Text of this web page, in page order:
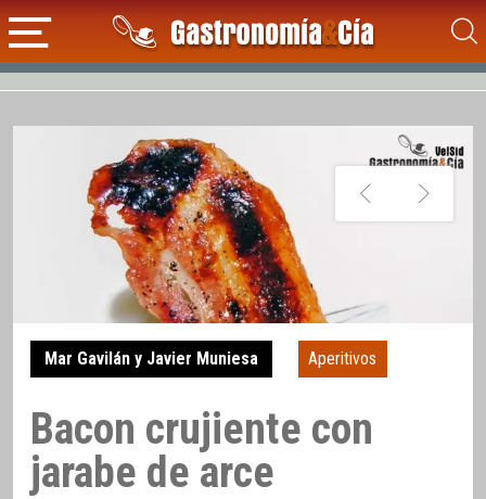
Mar Gavilán y Javier Muniesa Aperitivos
Bacon crujiente con
jarabe de arce